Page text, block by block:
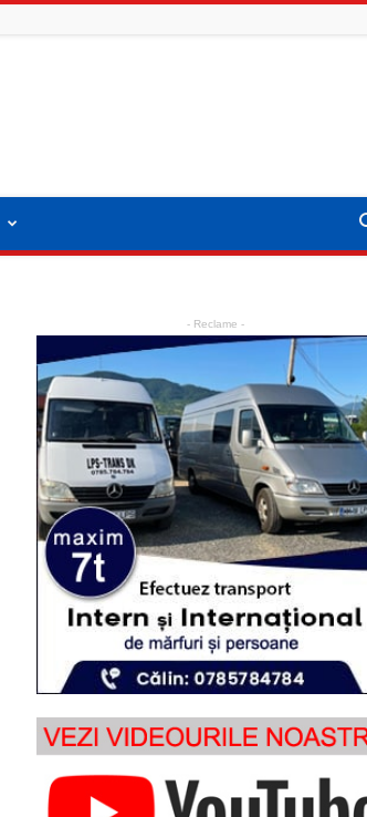
- Reclame -